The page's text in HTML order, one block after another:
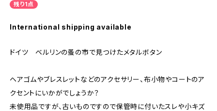
残り1点
International shipping available
ドイツ ベルリンの蚤の市で見つけたメタルボタン
ヘアゴムやブレスレットなどのアクセサリー、布小物やコートのア
クセントにいかがでしょうか？
未使用品ですが、古いものですので保管時に付いたスレや小キズ